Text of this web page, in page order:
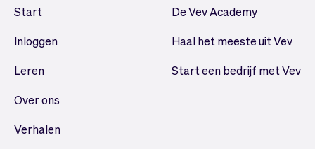
Start
Inloggen
Leren
Over ons
Verhalen
De Vev Academy
Haal het meeste uit Vev
Start een bedrijf met Vev